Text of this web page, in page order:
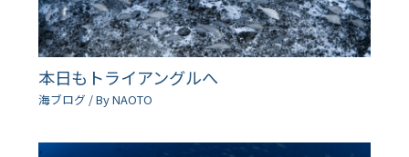
本日もトライアングルへ
海ブログ / ByNAOTO